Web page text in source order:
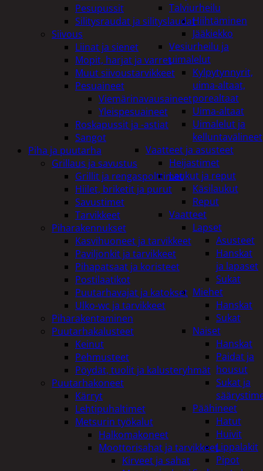
Talviurheilu
Hiihtäminen
Jääkiekko
Vesiurheilu ja
uimalelut
Kylpytynnyrit,
uima-altaat,
porealtaat
Uima-altaat
Uimalelut ja
kelluntavälineet
Vaatteet ja asusteet
Heijastimet
Laukut ja reput
Käsilaukut
Reput
Vaatteet
Lapset
Asusteet
Hanskat
ja lapaset
Sukat
Miehet
Hanskat
Sukat
Naiset
Hanskat
Paidat ja
housut
Sukat ja
Päähineet
Hatut
Huivit
Lippalakit
Pipot
Pesupussit
Silitysraudat ja silityslaudat
Siivous
Liinat ja sienet
Mopit, harjat ja varret
Muut siivoustarvikkeet
Pesuaineet
Viemärinavausaineet
Yleispesuaineet
Roskapussit ja -astiat
Sangot
Piha ja puutarha
Grillaus ja savustus
Grillit ja rengaspolttimet
Hiilet, briketit ja purut
Savustimet
Tarvikkeet
Piharakennukset
Kasvihuoneet ja tarvikkeet
Paviljonkit ja tarvikkeet
Pihapatsaat ja koristeet
Postilaatikot
Puutarhavajat ja katokset
Ulko-wc ja tarvikkeet
Piharakentaminen
Puutarhakalusteet
Keinut
Pehmusteet
Pöydät, tuolit ja kalusteryhmät
Puutarhakoneet
Kärryt
Lehtipuhaltimet
Metsurin työkalut
Halkomakoneet
Moottorisahat ja tarvikkeet
Kirveet ja sahat